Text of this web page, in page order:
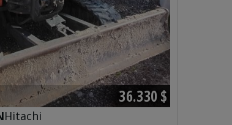
36.330 $
Hitachi